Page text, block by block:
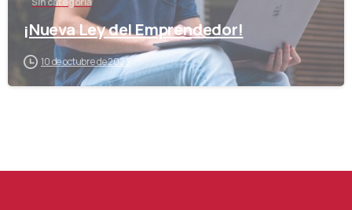
¡Nueva Ley del Emprendedor!
10 de octubre de 2023